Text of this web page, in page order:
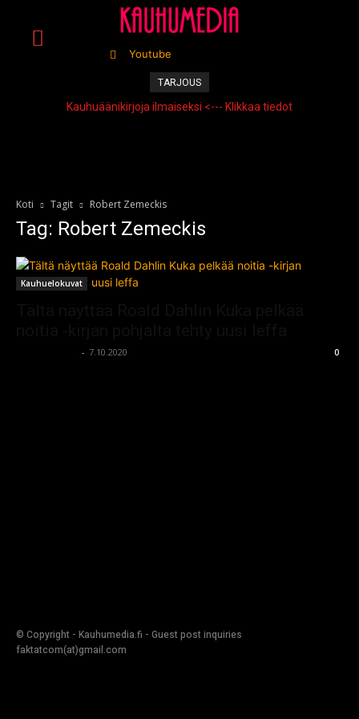
Youtube
TARJOUS
Kauhuäänikirjoja ilmaiseksi <--- Klikkaa tiedot
Koti Tagit Robert Zemeckis
Tag: Robert Zemeckis
Kauhuelokuvat
- 7.10.2020 0
© Copyright - Kauhumedia.fi - Guest post inquiries
faktatcom(at)gmail.com